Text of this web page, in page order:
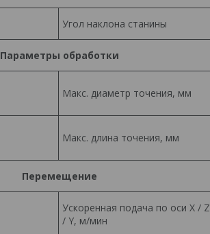
Угол наклона станины
Параметры обработки
Макс. диаметр точения, мм
Макс. длина точения, мм
Перемещение
Ускоренная подача по оси X / Z
/ Y, м/мин